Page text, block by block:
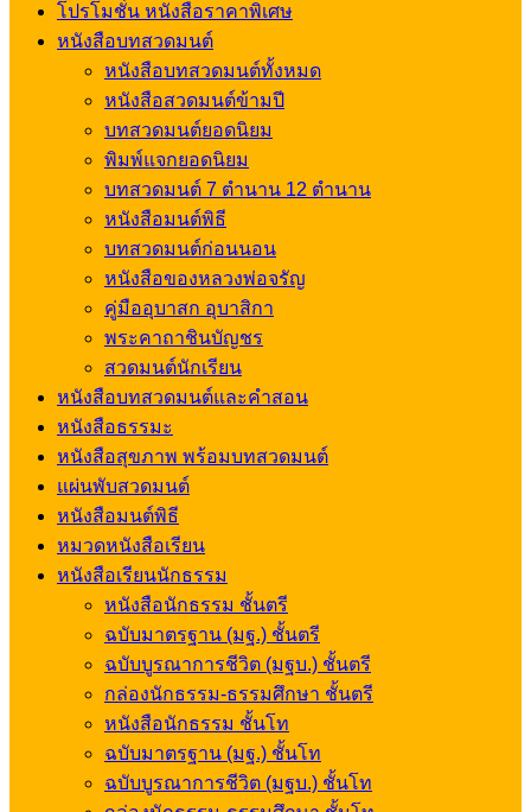
โปรโมชั่น หนังสือราคาพิเศษ
หนังสือบทสวดมนต์
หนังสือบทสวดมนต์ทั้งหมด
หนังสือสวดมนต์ข้ามปี
บทสวดมนต์ยอดนิยม
พิมพ์แจกยอดนิยม
บทสวดมนต์ 7 ตำนาน 12 ตำนาน
หนังสือมนต์พิธี
บทสวดมนต์ก่อนนอน
หนังสือของหลวงพ่อจรัญ
คู่มืออุบาสก อุบาสิกา
พระคาถาชินบัญชร
สวดมนต์นักเรียน
หนังสือบทสวดมนต์และคำสอน
หนังสือธรรมะ
หนังสือสุขภาพ พร้อมบทสวดมนต์
แผ่นพับสวดมนต์
หนังสือมนต์พิธี
หมวดหนังสือเรียน
หนังสือเรียนนักธรรม
หนังสือนักธรรม ชั้นตรี
ฉบับมาตรฐาน (มฐ.) ชั้นตรี
ฉบับบูรณาการชีวิต (มฐบ.) ชั้นตรี
กล่องนักธรรม-ธรรมศึกษา ชั้นตรี
หนังสือนักธรรม ชั้นโท
ฉบับมาตรฐาน (มฐ.) ชั้นโท
ฉบับบูรณาการชีวิต (มฐบ.) ชั้นโท